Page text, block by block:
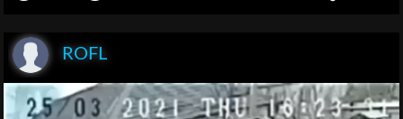
ROFL